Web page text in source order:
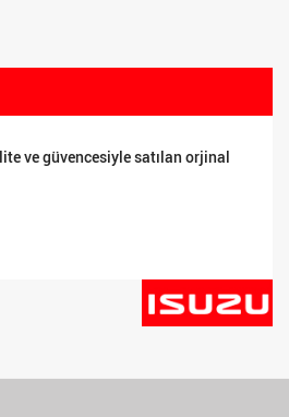
ve güvencesiyle satılan orjinal